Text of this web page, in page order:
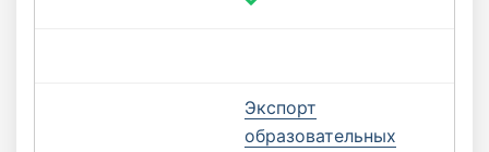
Экспорт
образовательных